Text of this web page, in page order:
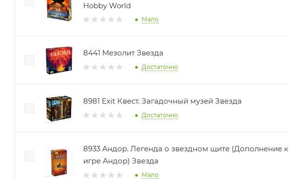
Hobby World
Мало
8441 Мезолит Звезда
Достаточно
8981 Exit Квест. Загадочный музей Звезда
Достаточно
8933 Андор. Легенда о звездном щите (Дополнение к
игре Андор) Звезда
Мало